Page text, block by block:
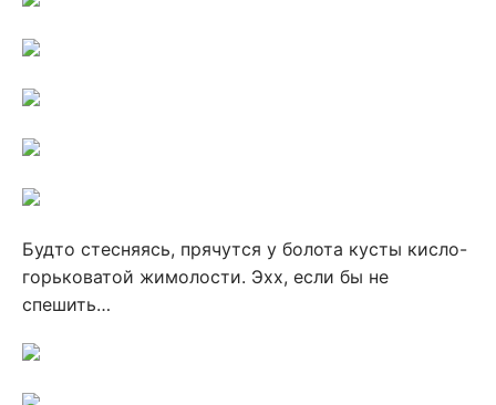
Будто стесняясь, прячутся у болота кусты кисло-
горьковатой жимолости. Эхх, если бы не
спешить…